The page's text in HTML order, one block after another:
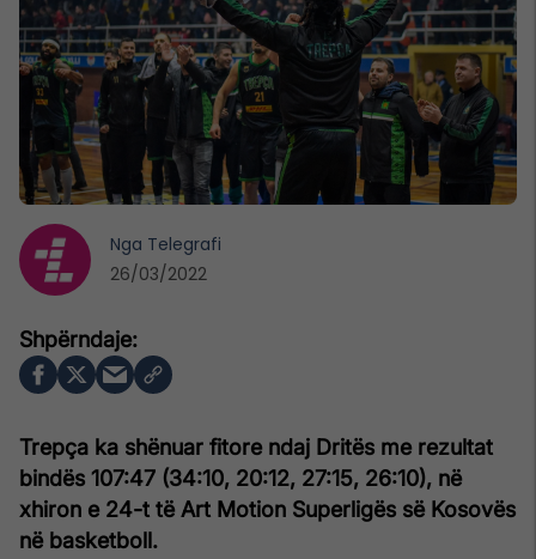
Trepça ka shënuar fitore ndaj Dritës me rezultat
bindës 107:47 (34:10, 20:12, 27:15, 26:10), në
xhiron e 24-t të Art Motion Superligës së Kosovës
në basketboll.
Nga Telegrafi
26/03/2022